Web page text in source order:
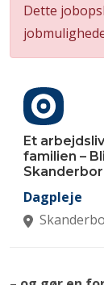
Dette
Et
familien –
Dagpleje